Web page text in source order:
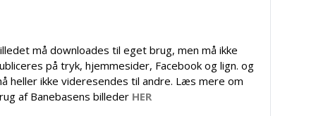
må downloades til eget brug, men må ikke
på tryk, hjemmesider, Facebook og lign. og
heller ikke videresendes til andre. Læs mere om
af Banebasens billeder HER